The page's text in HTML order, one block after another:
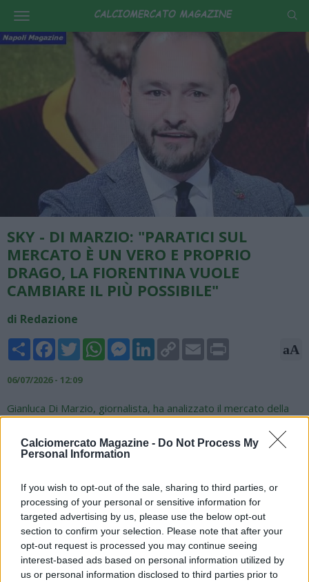
Calciomercato Magazine - Do Not Process My
Personal Information
If you wish to opt-out of the sale, sharing to third parties, or
processing of your personal or sensitive information for
targeted advertising by us, please use the below opt-out
section to confirm your selection. Please note that after your
opt-out request is processed you may continue seeing
interest-based ads based on personal information utilized by
us or personal information disclosed to third parties prior to
SKY - DI MARZIO: "PARATICI SUL
MERCATO È UN VERO E PROPRIO
DRAGO, LA FIORENTINA VUOLE
CAMBIARE IL PIÙ POSSIBILE"
di Redazione
Share FacebookTwitterWhatsAppMessengerLinkedInCopy
Link
Email aA
06/07/2026 - 12:09
Gianluca Di Marzio, giornalista, ha analizzato il mercato della
in collaborazione con TuttoMercatoWeb.com: "La Fiorentina è
tornata e uno dei principali artefici è Fabio Paratici, che sul
domenica. La Fiorentina vuole cambiare il più possibile. Fu lui a
prendere Pogba a parametro zero alla Juventus per poi
rivenderlo a 100 milioni. Oulai? Se il prezzo dovesse salire dai
22 milioni iniziali fino a 40-45 milioni, l'operazione
diventerebbe impossibile non solo per la Fiorentina, ma per il
calcio italiano".